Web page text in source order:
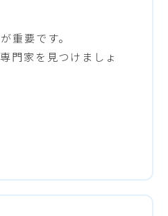
重要です。
門家を見つけましょ